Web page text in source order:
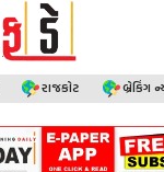
રાજકોટ બ્રેકિંગ